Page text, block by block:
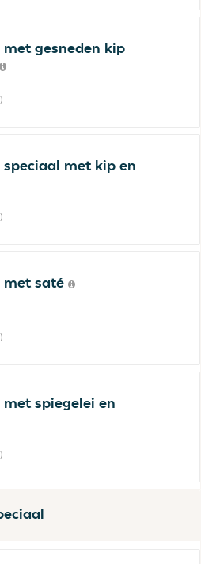
gesneden kip
met kip en
met saté
spiegelei en